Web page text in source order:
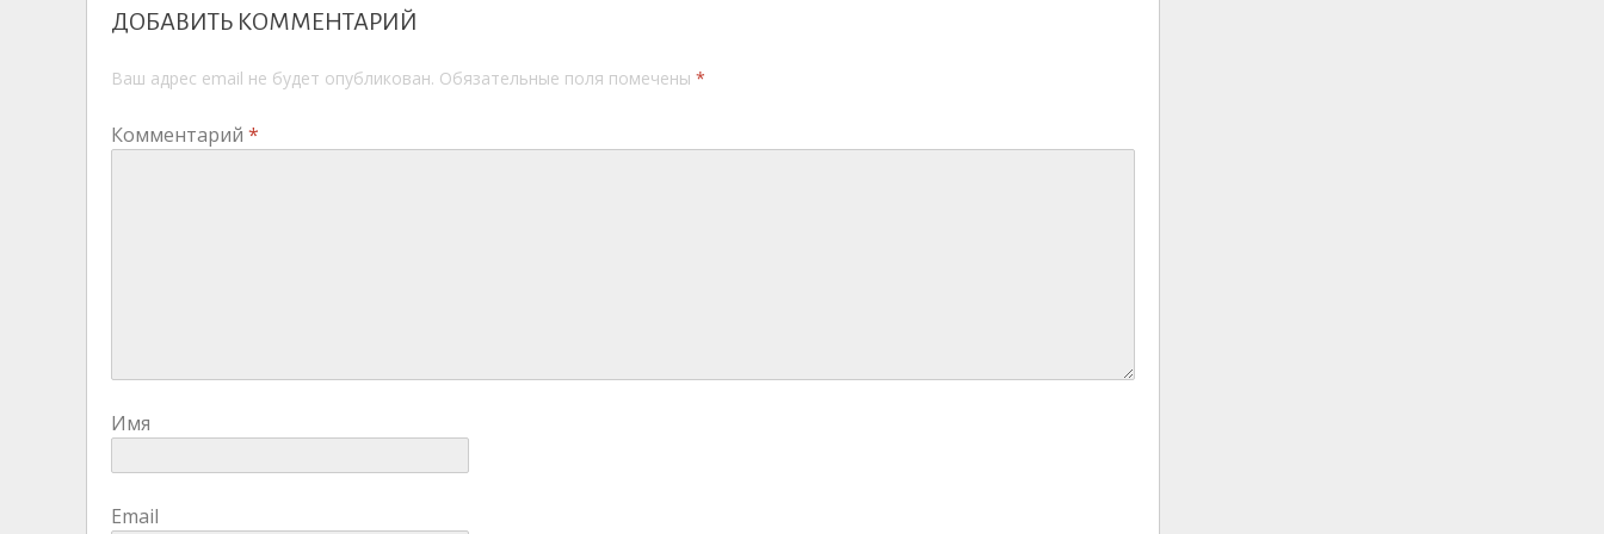
ДОБАВИТЬ КОММЕНТАРИЙ
Ваш адрес email не будет опубликован. Обязательные поля помечены *
Комментарий *
Имя
Email